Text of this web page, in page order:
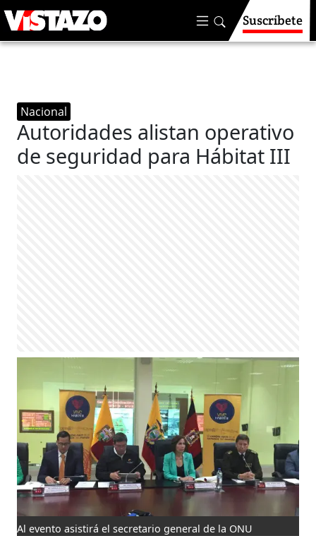
Suscríbete
Nacional
Autoridades alistan operativo
de seguridad para Hábitat III
Al evento asistirá el secretario general de la ONU